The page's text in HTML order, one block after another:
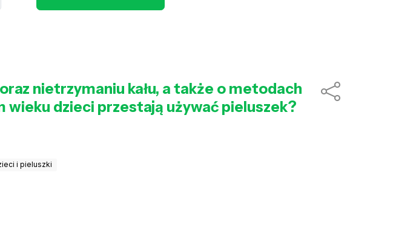
nietrzymaniu kału, a także o metodach
dzieci przestają używać pieluszek?
i pieluszki